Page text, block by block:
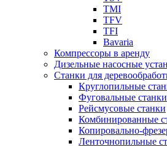
TMI
TFV
TFI
Bavaria
Компрессоры в аренду
Дизельные насосные
Станки для
Круглопильные
Фуговальные станки
Рейсмусовые станки
Комбинированные
Копировально-
Ленточнопильные